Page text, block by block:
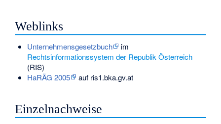
Weblinks
Unternehmensgesetzbuch
im
Rechtsinformationssystem der Republik Österreich
(RIS)
HaRÄG 2005
auf ris1.bka.gv.at
Einzelnachweise